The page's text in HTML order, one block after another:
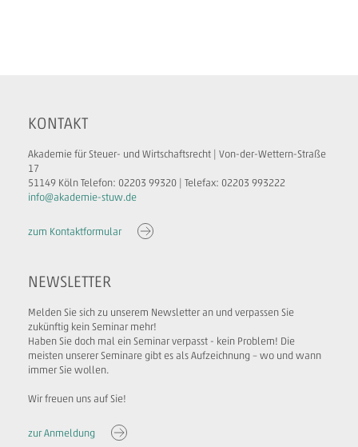
KONTAKT
Akademie für Steuer- und Wirtschaftsrecht | Von-der-Wettern-Straße
17
51149 Köln Telefon: 02203 99320 | Telefax: 02203 993222
info@akademie-stuw.de
zum Kontaktformular
NEWSLETTER
Melden Sie sich zu unserem Newsletter an und verpassen Sie
zukünftig kein Seminar mehr!
Haben Sie doch mal ein Seminar verpasst - kein Problem! Die
meisten unserer Seminare gibt es als Aufzeichnung – wo und wann
immer Sie wollen.
Wir freuen uns auf Sie!
zur Anmeldung